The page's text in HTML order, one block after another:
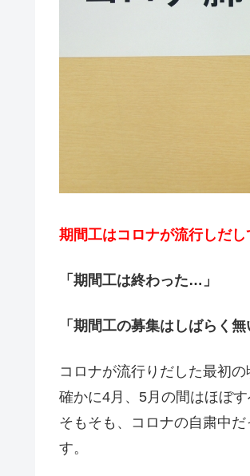
期間工はコロナが流行しだし
「期間工は終わった…」
「期間工の募集はしばらく無
コロナが流行りだした最初
確かに4月、5月の間はほぼ
そもそも、コロナの自粛中
す。